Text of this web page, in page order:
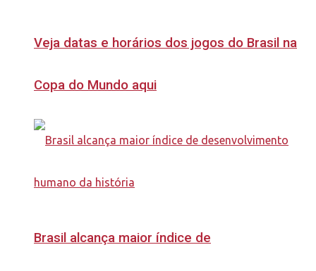
Veja datas e horários dos jogos do Brasil na
Copa do Mundo aqui
Brasil alcança maior índice de